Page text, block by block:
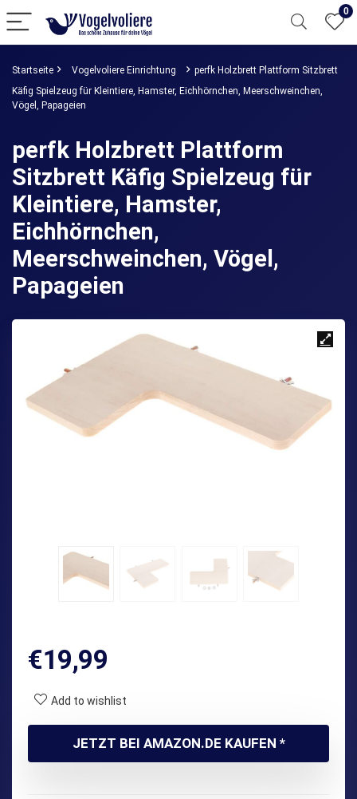
0
Startseite Vogelvoliere Einrichtung
perfk Holzbrett Plattform Sitzbrett
Käfig Spielzeug für Kleintiere, Hamster, Eichhörnchen, Meerschweinchen,
Vögel, Papageien
perfk Holzbrett Plattform
Sitzbrett Käfig Spielzeug für
Kleintiere, Hamster,
Eichhörnchen,
Meerschweinchen, Vögel,
Papageien
€19,99
Add to wishlist
JETZT BEI AMAZON.DE KAUFEN *